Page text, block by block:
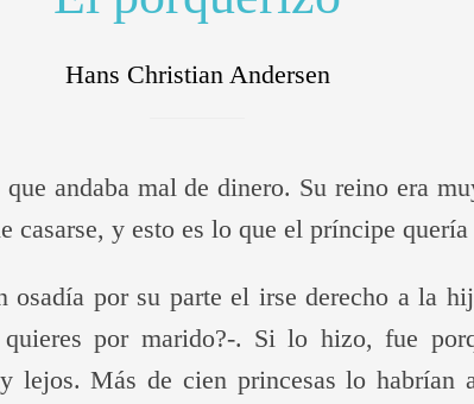
Hans Christian Andersen
andaba mal de dinero. Su reino era
casarse, y esto es lo que el príncipe quería
osadía por su parte el irse derecho a la
por marido?-. Si lo hizo, fue
lejos. Más de cien princesas lo habrían